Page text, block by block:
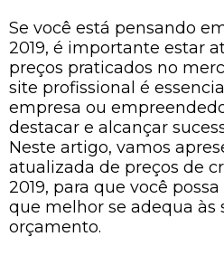
Se você está pensando
2019, é importante estar
preços praticados no
site profissional é
empresa ou
destacar e alcançar
Neste artigo, vamos
atualizada de preços de
2019, para que você
que melhor se adequa às
orçamento.